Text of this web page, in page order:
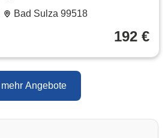
Bad Sulza 99518
192 €
mehr Angebote